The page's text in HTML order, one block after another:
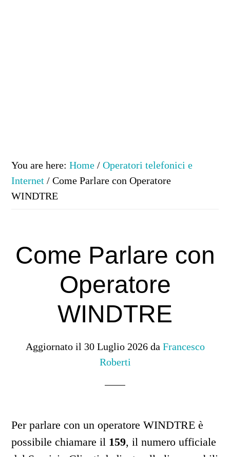
You are here:Home / Operatori telefonici e
Internet / Come Parlare con Operatore
WINDTRE
Come Parlare con
Operatore
WINDTRE
Aggiornato il 30 Luglio 2026da Francesco
Roberti
Per parlare con un operatore WINDTRE è
possibile chiamare il 159, il numero ufficiale